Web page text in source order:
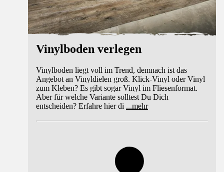
Vinylboden verlegen
Vinylboden liegt voll im Trend, demnach ist das
Angebot an Vinyldielen groß. Klick-Vinyl oder Vinyl
zum Kleben? Es gibt sogar Vinyl im Fliesenformat.
Aber für welche Variante solltest Du Dich
entscheiden? Erfahre hier di ...mehr